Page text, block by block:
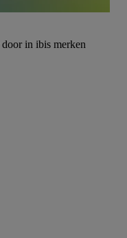
door in ibis merken